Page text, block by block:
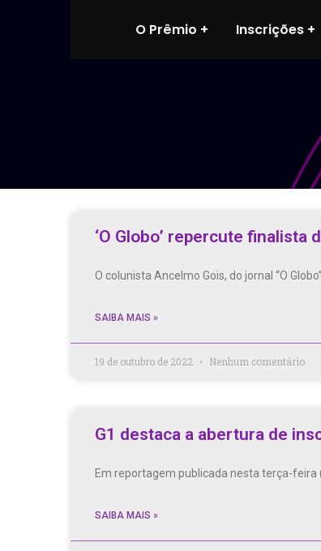
O Prêmio Inscrições
‘O Globo’ repercute finalista
O colunista Ancelmo Gois, do jornal “O
SAIBA MAIS »
19 de outubro de 2022 Nenhum comentário
G1 destaca a abertura de
Em reportagem publicada nesta terça-feira
SAIBA MAIS »